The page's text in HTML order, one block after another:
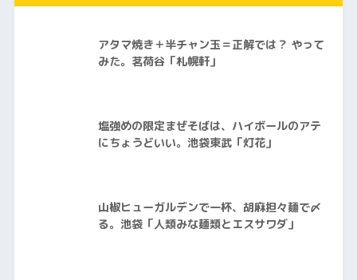
アタマ焼き＋半チャン玉＝正解では？ やって
みた。茗荷谷「札幌軒」
塩強めの限定まぜそばは、ハイボールのアテ
にちょうどいい。池袋東武「灯花」
山椒ヒューガルデンで一杯、胡麻担々麺で〆
る。池袋「人類みな麺類とエスサワダ」